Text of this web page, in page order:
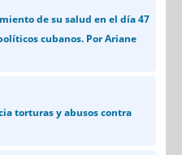
de su salud en el día 47
cubanos. Por Ariane
torturas y abusos contra